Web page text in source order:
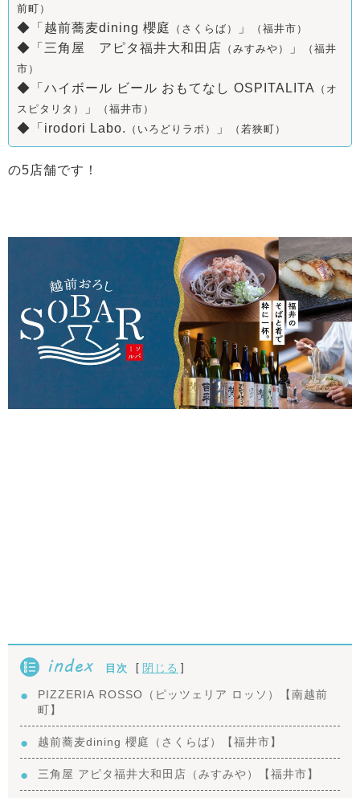
前町）
◆「越前蕎麦dining 櫻庭 （さくらば） 」 （福井市）
◆「三角屋 アピタ福井大和田店 （みすみや） 」
（福井
市）
◆「ハイボール ビール おもてなし OSPITALITA （オ
スピタリタ）
」 （福井市）
◆「irodori Labo. （いろどりラボ） 」 （若狭町）
の5店舗です！
index 目次 [ 閉じる ]
PIZZERIA ROSSO（ピッツェリア ロッソ）【南越前
町】
越前蕎麦dining 櫻庭（さくらば）【福井市】
三角屋 アピタ福井大和田店（みすみや）【福井市】